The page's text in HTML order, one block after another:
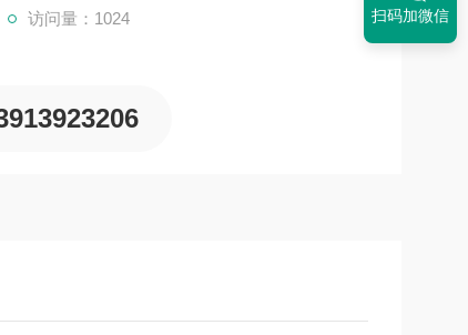
访问量：1024 扫码加微信